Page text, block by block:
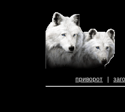
приворот